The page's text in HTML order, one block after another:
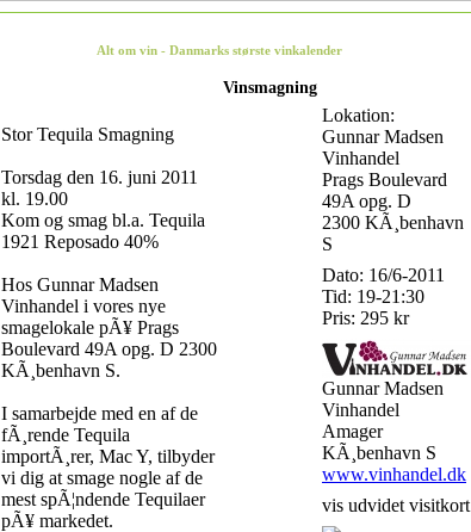
Alt om vin - Danmarks største vinkalender
Vinsmagning
Stor Tequila Smagning
Torsdag den 16. juni 2011
kl. 19.00
Kom og smag bl.a. Tequila
1921 Reposado 40%
Hos Gunnar Madsen
Vinhandel i vores nye
smagelokale pÃ¥ Prags
Boulevard 49A opg. D 2300
KÃ¸benhavn S.
I samarbejde med en af de
fÃ¸rende Tequila
importÃ¸rer, Mac Y, tilbyder
vi dig at smage nogle af de
mest spÃ¦ndende Tequilaer
pÃ¥ markedet.
Lokation:
Gunnar Madsen
Vinhandel
Prags Boulevard
49A opg. D
2300 KÃ¸benhavn
S
Dato: 16/6-2011
Tid: 19-21:30
Pris: 295 kr
Gunnar Madsen
Vinhandel
Amager
KÃ¸benhavn S
www.vinhandel.dk
vis udvidet visitkort